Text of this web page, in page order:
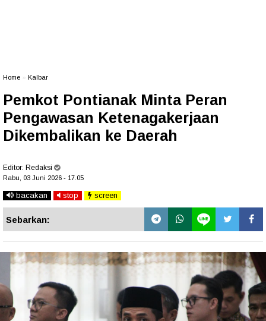
Home Kalbar
Pemkot Pontianak Minta Peran
Pengawasan Ketenagakerjaan
Dikembalikan ke Daerah
Editor: Redaksi
Rabu, 03 Juni 2026 - 17.05
bacakan stop screen
Sebarkan: